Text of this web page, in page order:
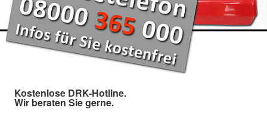
Kostenlose DRK-Hotline.
Wir beraten Sie gerne.